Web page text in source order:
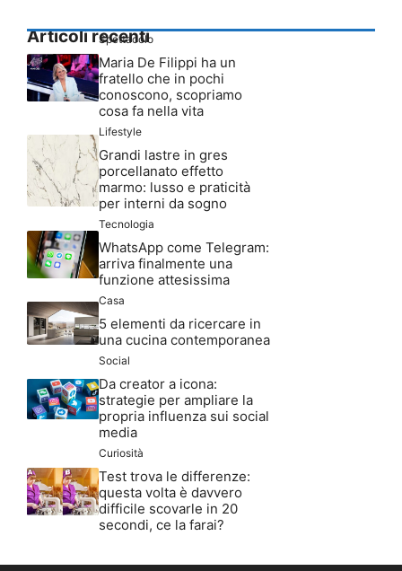
Articoli recenti
Spettacolo
Maria De Filippi ha un
fratello che in pochi
conoscono, scopriamo
cosa fa nella vita
Lifestyle
Grandi lastre in gres
porcellanato effetto
marmo: lusso e praticità
per interni da sogno
Tecnologia
WhatsApp come Telegram:
arriva finalmente una
funzione attesissima
Casa
5 elementi da ricercare in
una cucina contemporanea
Social
Da creator a icona:
strategie per ampliare la
propria influenza sui social
media
Curiosità
Test trova le differenze:
questa volta è davvero
difficile scovarle in 20
secondi, ce la farai?